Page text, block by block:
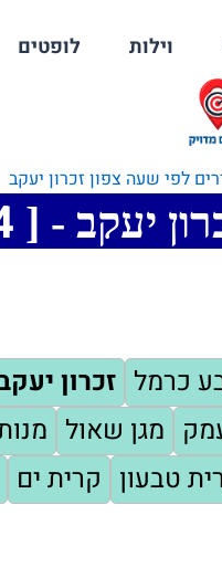
וילות לופטים
לפי שעה צפון זכרון יעקב
יעקב - [
כרמל זכרון
מגן שאול
טבעון קרית ים